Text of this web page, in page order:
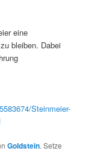
eine
bleiben. Dabei
Steinmeier-
Goldstein. Setze